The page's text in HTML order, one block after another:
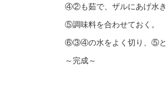
④②も茹で、ザルにあげ水き
⑤調味料を合わせておく。
⑥③④の水をよく切り、⑤と
～完成～